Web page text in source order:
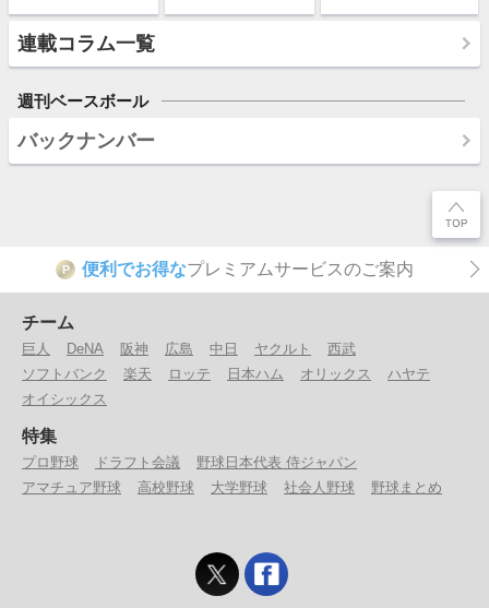
連載コラム一覧
週刊ベースボール
バックナンバー
P 便利でお得なプレミアムサービスのご案内
チーム
巨人 DeNA 阪神 広島 中日 ヤクルト
西武
ソフトバンク
楽天 ロッテ 日本ハム オリックス
ハヤテ
オイシックス
特集
プロ野球 ドラフト会議
野球日本代表 侍ジャパン
アマチュア野球
高校野球 大学野球 社会人野球 野球まとめ